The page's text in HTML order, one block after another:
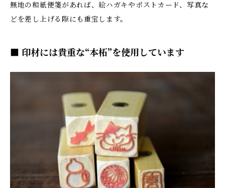
無地の和紙便箋があれば、絵ハガキやポストカード、写真な
どを差し上げる際にも重宝します。
■ 印材には貴重な“本柘”を使用しています